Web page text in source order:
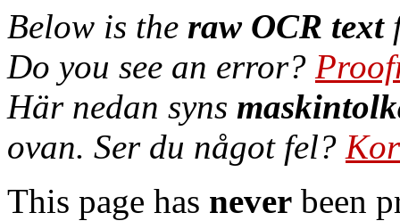
Below is the raw OCR text
Do you see an error?
Här nedan syns
ovan. Ser du något fel?
This page has never been